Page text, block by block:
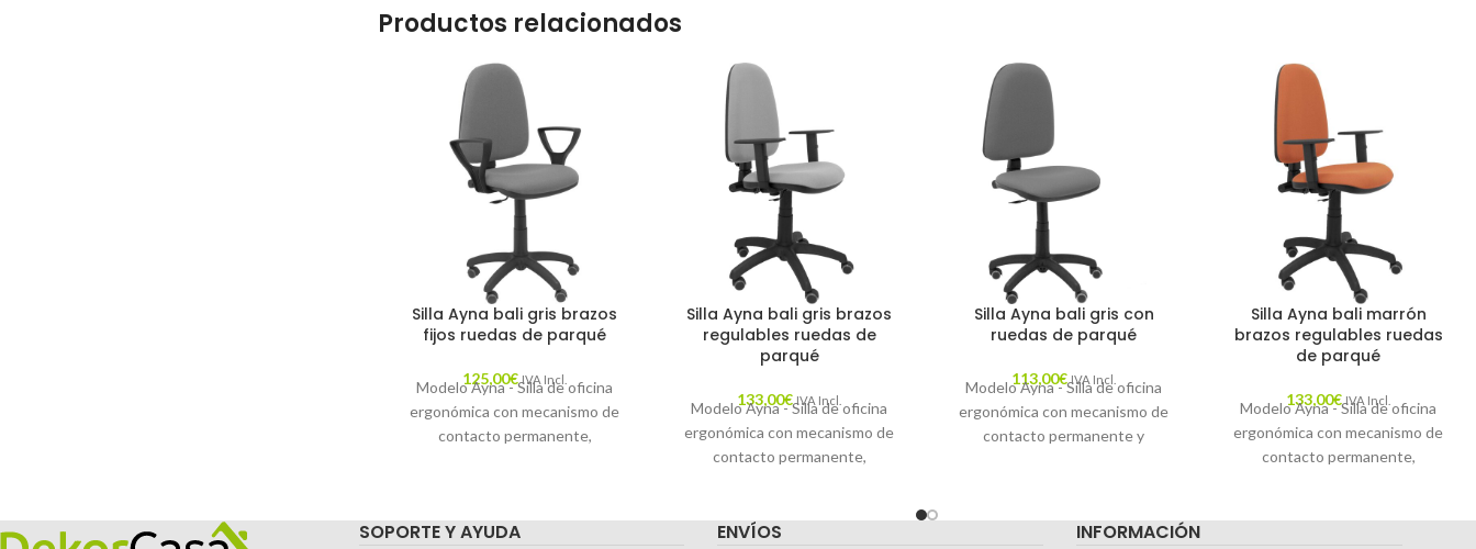
Productos relacionados
Silla Ayna bali gris brazos
fijos ruedas de parqué
125,00€ IVA Incl.
Modelo Ayna - Silla de oficina
ergonómica con mecanismo de
contacto permanente,
gris (BRAZOS FIJOS
Silla Ayna bali gris brazos
regulables ruedas de
parqué
133,00€ IVA Incl.
Modelo Ayna - Silla de oficina
ergonómica con mecanismo de
contacto permanente,
tapizados en tejido BALI color
Silla Ayna bali gris con
ruedas de parqué
113,00€ IVA Incl.
Modelo Ayna - Silla de oficina
ergonómica con mecanismo de
contacto permanente y
parqué
Silla Ayna bali marrón
brazos regulables ruedas
de parqué
133,00€ IVA Incl.
Modelo Ayna - Silla de oficina
ergonómica con mecanismo de
contacto permanente,
SOPORTE Y AYUDA ENVÍOS INFORMACIÓN